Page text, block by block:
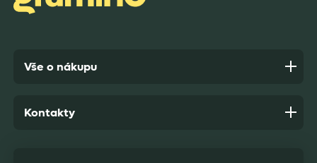
Vše o nákupu
Kontakty